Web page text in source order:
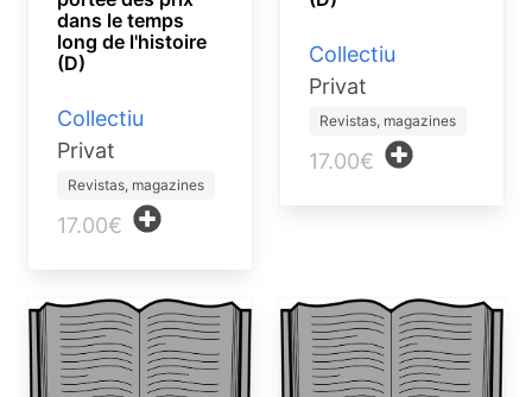
dans le temps
long de l'histoire
(D)
Collectiu
Privat
Revistas, magazines
17.00€
Collectiu
Privat
Revistas, magazines
17.00€